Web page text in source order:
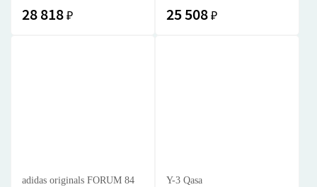
28 818 ₽ 25 508 ₽
adidas originals FORUM 84 Y-3 Qasa